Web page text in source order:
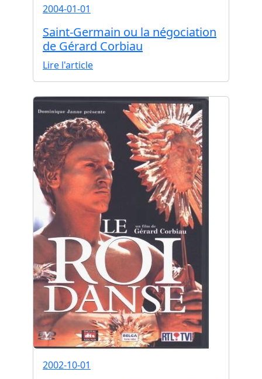
2004-01-01
Saint-Germain ou la négociation
de Gérard Corbiau
Lire l'article
2002-10-01